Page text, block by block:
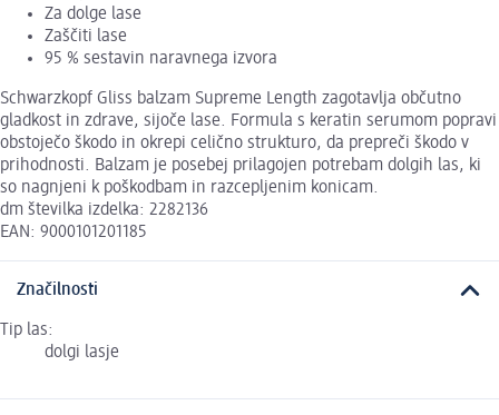
Za dolge lase
Zaščiti lase
95 % sestavin naravnega izvora
Schwarzkopf Gliss balzam Supreme Length zagotavlja občutno
gladkost in zdrave, sijoče lase. Formula s keratin serumom popravi
obstoječo škodo in okrepi celično strukturo, da prepreči škodo v
prihodnosti. Balzam je posebej prilagojen potrebam dolgih las, ki
so nagnjeni k poškodbam in razcepljenim konicam.
dm številka izdelka: 2282136
EAN: 9000101201185
Značilnosti
Tip las:
dolgi lasje